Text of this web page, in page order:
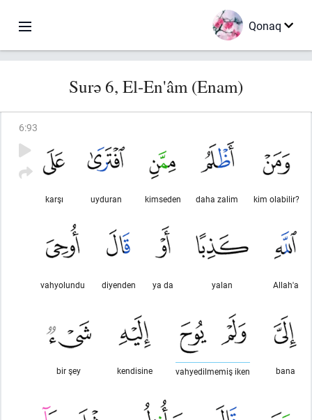
Qonaq
Surə 6, El-En'âm (Enam)
6:93
kim olabilir?
daha zalim
kimseden
uyduran
karşı
Allah'a
yalan
ya da
diyenden
vahyolundu
bana
vahyedilmemiş iken
kendisine
bir şey